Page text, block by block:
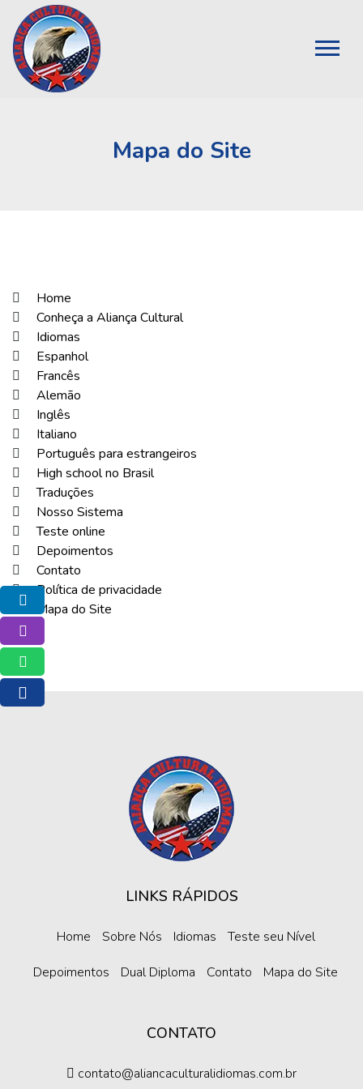
Mapa do Site
Home
Conheça a Aliança Cultural
Idiomas
Espanhol
Francês
Alemão
Inglês
Italiano
Português para estrangeiros
High school no Brasil
Traduções
Nosso Sistema
Teste online
Depoimentos
Contato
Política de privacidade
Mapa do Site
LINKS RÁPIDOS
Home Sobre Nós Idiomas
Teste seu Nível
Depoimentos
Dual Diploma Contato Mapa do Site
CONTATO
contato@aliancaculturalidiomas.com.br
Facebook
Instagram
Whatsapp
E-mail